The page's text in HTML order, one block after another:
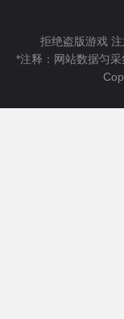
拒绝盗版游戏
*注释：网站数据匀